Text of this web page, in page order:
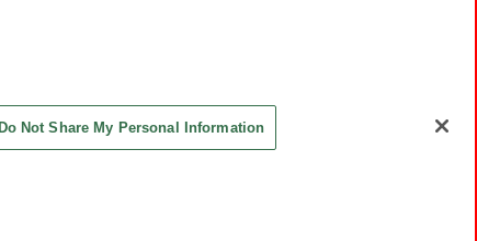
Do Not Share My Personal Information